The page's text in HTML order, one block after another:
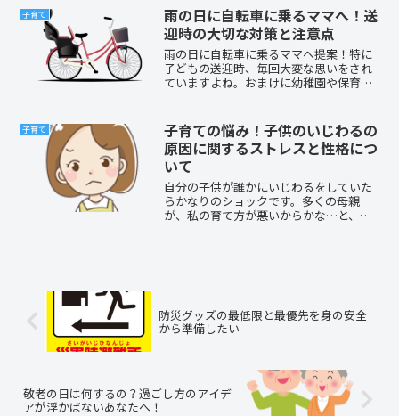
り、開催されているフェスティバルに足
を運んでみましょう！！ここ...
子育て
雨の日に自転車に乗るママへ！送
迎時の大切な対策と注意点
雨の日に自転車に乗るママへ提案！特に
子どもの送迎時、毎回大変な思いをされ
ていますよね。おまけに幼稚園や保育所
たへ「雨の日対策」と「雨の日の注意
点」を提案！心も身体もゆったりと、楽
しくできるポイントを提案します。
子育て
子育ての悩み！子供のいじわるの
原因に関するストレスと性格につ
いて
自分の子供が誰かにいじわるをしていた
らかなりのショックです。多くの母親
が、私の育て方が悪いからかな…と、落
防災グッズの最低限と最優先を身の安全
から準備したい
敬老の日は何するの？過ごし方のアイデ
アが浮かばないあなたへ！